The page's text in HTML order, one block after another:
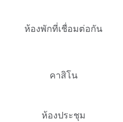
ห้องพักที่เชื่อมต่อกัน
คาสิโน
ห้องประชุม